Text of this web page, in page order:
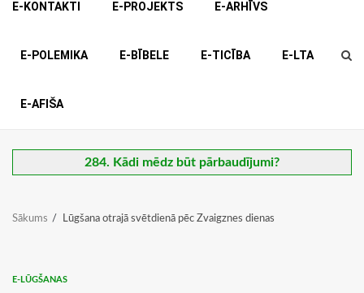
E-KONTAKTI E-PROJEKTS E-ARHĪVS
E-POLEMIKA E-BĪBELE E-TICĪBA E-LTA
E-AFIŠA
284. Kādi mēdz būt pārbaudījumi?
Sākums Lūgšana otrajā svētdienā pēc Zvaigznes dienas
E-LŪGŠANAS